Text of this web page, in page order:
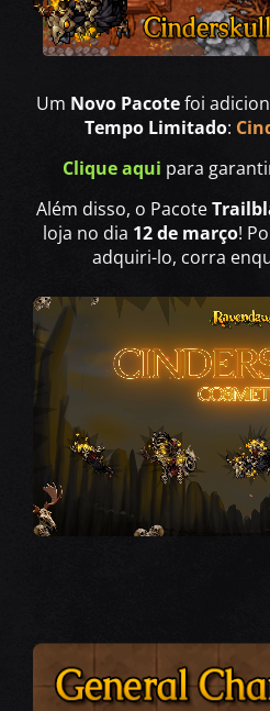
Um Novo Pacotefoi
Tempo Limitado:
Clique aqui para
Além disso, o Pacote
loja no dia 12 de março!
adquiri-lo, corra